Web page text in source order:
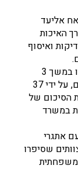
אליעד
האיכות
ואיסוף
דר' קמה מעדכנת כי "במסגרת הבקרה נסקרו במשך 3
ימים – 30 תחומים , כלל המחלקות והמכונים, על ידי 37
הסיכום של
במשרד
אתגרי
שסיפרו
משפחתית